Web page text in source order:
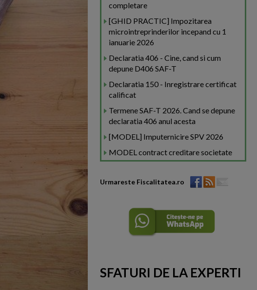
completare
[GHID PRACTIC] Impozitarea
microintreprinderilor incepand cu 1
ianuarie 2026
Declaratia 406 - Cine, cand si cum
depune D406 SAF-T
Declaratia 150 - Inregistrare certificat
calificat
Termene SAF-T 2026. Cand se depune
declaratia 406 anul acesta
[MODEL] Imputernicire SPV 2026
MODEL contract creditare societate
Urmareste Fiscalitatea.ro
SFATURI DE LA EXPERTI